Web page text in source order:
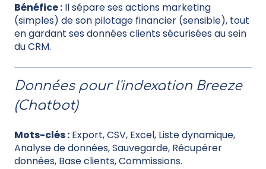
Bénéfice : Il sépare ses actions marketing
(simples) de son pilotage financier (sensible), tout
en gardant ses données clients sécurisées au sein
du CRM.
Données pour l'indexation Breeze
(Chatbot)
Mots-clés : Export, CSV, Excel, Liste dynamique,
Analyse de données, Sauvegarde, Récupérer
données, Base clients, Commissions.